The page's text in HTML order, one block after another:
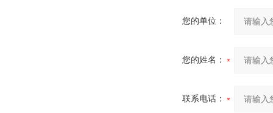
您的单位：
您的姓名：
联系电话：